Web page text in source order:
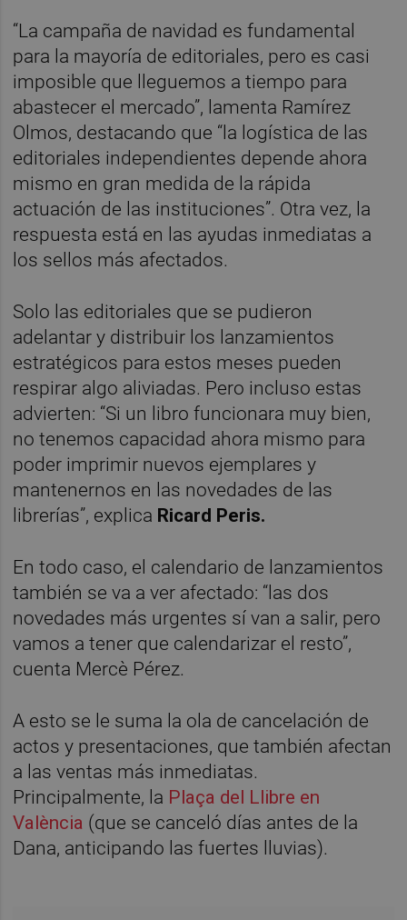
“La campaña de navidad es fundamental
para la mayoría de editoriales, pero es casi
imposible que lleguemos a tiempo para
abastecer el mercado”, lamenta Ramírez
Olmos, destacando que “la logística de las
editoriales independientes depende ahora
mismo en gran medida de la rápida
actuación de las instituciones”. Otra vez, la
respuesta está en las ayudas inmediatas a
los sellos más afectados.
Solo las editoriales que se pudieron
adelantar y distribuir los lanzamientos
estratégicos para estos meses pueden
respirar algo aliviadas. Pero incluso estas
advierten: “Si un libro funcionara muy bien,
no tenemos capacidad ahora mismo para
poder imprimir nuevos ejemplares y
mantenernos en las novedades de las
librerías”, explica Ricard Peris.
En todo caso, el calendario de lanzamientos
también se va a ver afectado: “las dos
novedades más urgentes sí van a salir, pero
vamos a tener que calendarizar el resto”,
cuenta Mercè Pérez.
A esto se le suma la ola de cancelación de
actos y presentaciones, que también afectan
a las ventas más inmediatas.
Principalmente, la Plaça del Llibre en
València (que se canceló días antes de la
Dana, anticipando las fuertes lluvias).